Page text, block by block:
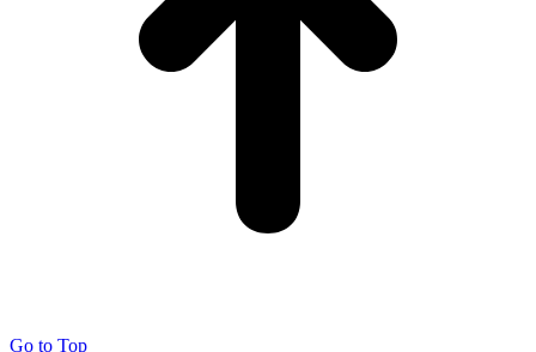
Go to Top